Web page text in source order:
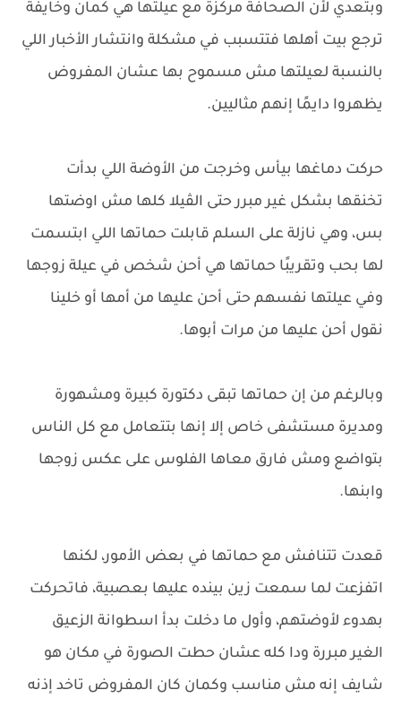
وبتعدي لأن الصحافة مركزة مع عيلتها هي كمان وخايفة
ترجع بيت أهلها فتتسبب في مشكلة وانتشار الأخبار اللي
بالنسبة لعيلتها مش مسموح بها عشان المفروض
يظهروا دايمًا إنهم مثاليين.
حركت دماغها بيأس وخرجت من الأوضة اللي بدأت
تخنقها بشكل غير مبرر حتى الڤيلا كلها مش اوضتها
بس، وهي نازلة على السلم قابلت حماتها اللي ابتسمت
لها بحب وتقريبًا حماتها هي أحن شخص في عيلة زوجها
وفي عيلتها نفسهم حتى أحن عليها من أمها أو خلينا
نقول أحن عليها من مرات أبوها.
وبالرغم من إن حماتها تبقى دكتورة كبيرة ومشهورة
ومديرة مستشفى خاص إلا إنها بتتعامل مع كل الناس
بتواضع ومش فارق معاها الفلوس على عكس زوجها
وابنها.
قعدت تتنافش مع حماتها في بعض الأمور، لكنها
اتفزعت لما سمعت زين بينده عليها بعصبية، فاتحركت
بهدوء لأوضتهم، وأول ما دخلت بدأ اسطوانة الزعيق
الغير مبررة ودا كله عشان حطت الصورة في مكان هو
شايف إنه مش مناسب وكمان كان المفروض تاخد إذنه